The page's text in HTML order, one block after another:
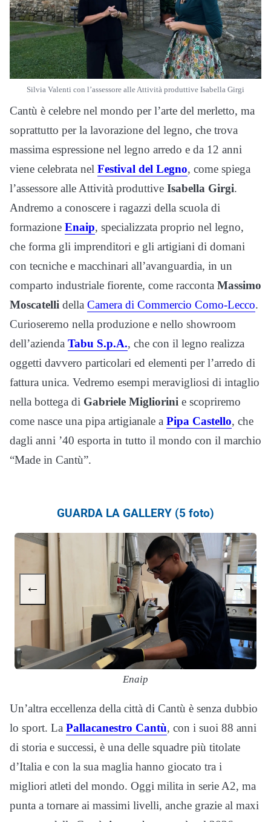
Silvia Valenti con l’assessore alle Attività produttive Isabella Girgi
Cantù è celebre nel mondo per l’arte del merletto, ma
soprattutto per la lavorazione del legno, che trova
massima espressione nel legno arredo e da 12 anni
viene celebrata nel Festival del Legno, come spiega
l’assessore alle Attività produttive Isabella Girgi.
Andremo a conoscere i ragazzi della scuola di
formazione Enaip, specializzata proprio nel legno,
che forma gli imprenditori e gli artigiani di domani
con tecniche e macchinari all’avanguardia, in un
comparto industriale fiorente, come racconta Massimo
Moscatelli della Camera di Commercio Como-Lecco.
Curioseremo nella produzione e nello showroom
dell’azienda Tabu S.p.A., che con il legno realizza
oggetti davvero particolari ed elementi per l’arredo di
fattura unica. Vedremo esempi meravigliosi di intaglio
nella bottega di Gabriele Migliorini e scopriremo
come nasce una pipa artigianale a Pipa Castello, che
dagli anni ’40 esporta in tutto il mondo con il marchio
“Made in Cantù”.
GUARDA LA GALLERY (5 foto)
Enaip
← →
Un’altra eccellenza della città di Cantù è senza dubbio
lo sport. La Pallacanestro Cantù, con i suoi 88 anni
di storia e successi, è una delle squadre più titolate
d’Italia e con la sua maglia hanno giocato tra i
migliori atleti del mondo. Oggi milita in serie A2, ma
punta a tornare ai massimi livelli, anche grazie al maxi